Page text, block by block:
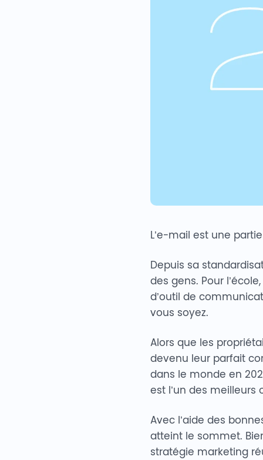
L’e-mail est une
Depuis sa
des gens. Pour
d’outil de
vous soyez.
Alors que les
devenu leur parfait
dans le monde en
est l’un des
Avec l’aide des
atteint le sommet.
stratégie marketing